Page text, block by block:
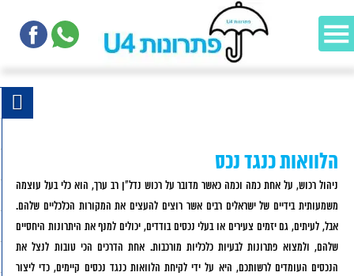
הלוואות כנגד נכס
ניהול רכוש, על אחת כמה וכמה כאשר מדובר על רכוש נדל"ן רב ערך, הוא כלי בעל עוצמה
משמעותית בידיים של ישראלים רבים אשר רוצים להעצים את המקורות הכלכליים שלהם.
אבל, לעיתים, גם יזמים צעירים או בעלי נכסים בודדים, יכולים למנף את היתרונות היחסיים
שלהם, ולמצוא פתרונות לבעיות כלכליות מורכבות. אחת הדרכים הכי טובות לנצל את
הנכסים העומדים לרשותכם, היא על ידי לקיחת הלוואות כנגד נכסים קיימים, כדי ליצור